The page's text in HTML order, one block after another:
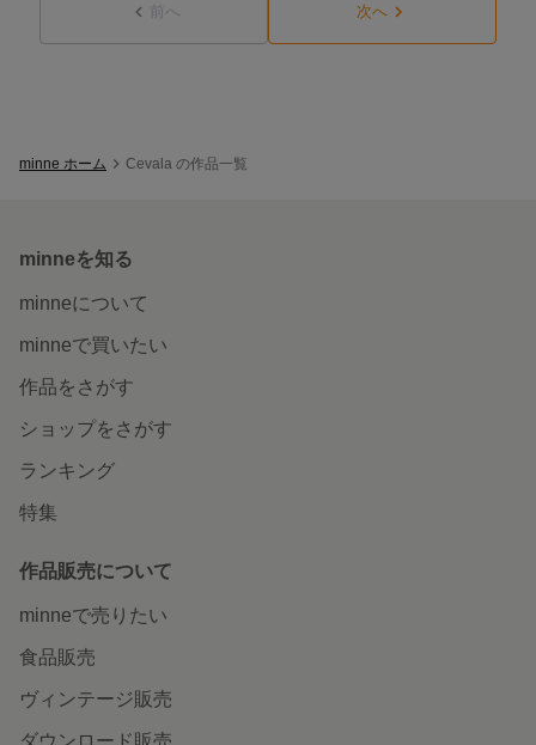
前へ 次へ
minne ホーム Cevala の作品一覧
minneを知る
minneについて
minneで買いたい
作品をさがす
ショップをさがす
ランキング
特集
作品販売について
minneで売りたい
食品販売
ヴィンテージ販売
ダウンロード販売